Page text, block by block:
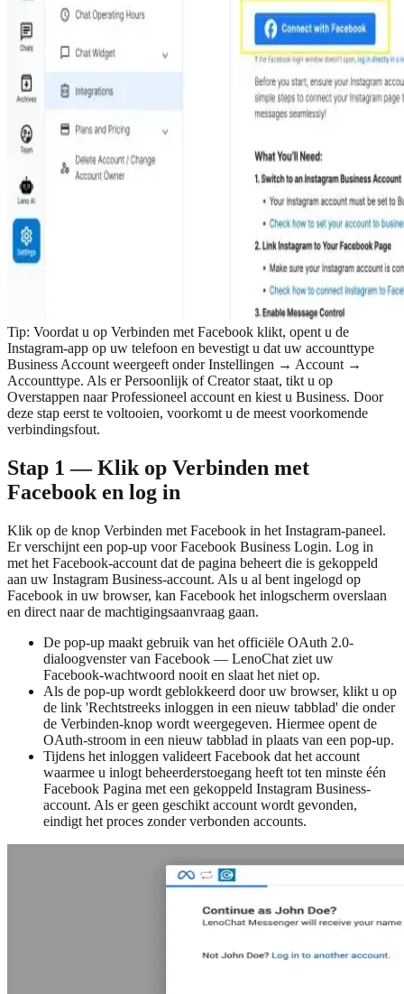
Tip: Voordat u op Verbinden met Facebook klikt, opent u de
Instagram-app op uw telefoon en bevestigt u dat uw accounttype
Business Account weergeeft onder Instellingen → Account →
Accounttype. Als er Persoonlijk of Creator staat, tikt u op
Overstappen naar Professioneel account en kiest u Business. Door
deze stap eerst te voltooien, voorkomt u de meest voorkomende
verbindingsfout.
Stap 1 — Klik op Verbinden met
Facebook en log in
Klik op de knop Verbinden met Facebook in het Instagram-paneel.
Er verschijnt een pop-up voor Facebook Business Login. Log in
met het Facebook-account dat de pagina beheert die is gekoppeld
aan uw Instagram Business-account. Als u al bent ingelogd op
Facebook in uw browser, kan Facebook het inlogscherm overslaan
en direct naar de machtigingsaanvraag gaan.
De pop-up maakt gebruik van het officiële OAuth 2.0-
dialoogvenster van Facebook — LenoChat ziet uw
Facebook-wachtwoord nooit en slaat het niet op.
Als de pop-up wordt geblokkeerd door uw browser, klikt u op
de link 'Rechtstreeks inloggen in een nieuw tabblad' die onder
de Verbinden-knop wordt weergegeven. Hiermee opent de
OAuth-stroom in een nieuw tabblad in plaats van een pop-up.
Tijdens het inloggen valideert Facebook dat het account
waarmee u inlogt beheerderstoegang heeft tot ten minste één
Facebook Pagina met een gekoppeld Instagram Business-
account. Als er geen geschikt account wordt gevonden,
eindigt het proces zonder verbonden accounts.